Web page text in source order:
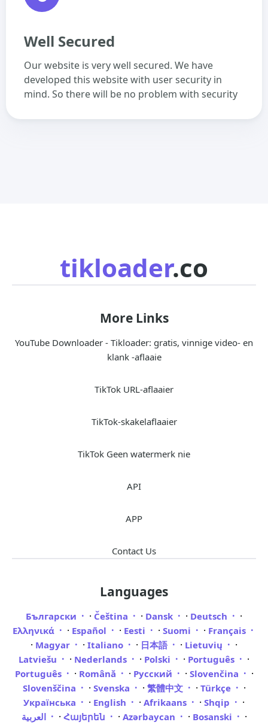
Well Secured
Our website is very well secured. We have
developed this website with user security in
mind. So there will be no problem with security
tikloader.co
More Links
YouTube Downloader - Tikloader: gratis, vinnige video- en
klank -aflaaie
TikTok URL-aflaaier
TikTok-skakelaflaaier
TikTok Geen watermerk nie
API
APP
Contact Us
Languages
Български · Čeština · Dansk · Deutsch ·
Ελληνικά · Español · Eesti · Suomi · Français
· Magyar · Italiano · 日本語 · Lietuvių ·
Latviešu · Nederlands · Polski · Português ·
Português · Română · Русский · Slovenčina ·
Slovenščina · Svenska · 繁體中文 · Türkçe ·
Українська · English · Afrikaans · Shqip ·
العربية · Հայերեն · Azərbaycan · Bosanski
·